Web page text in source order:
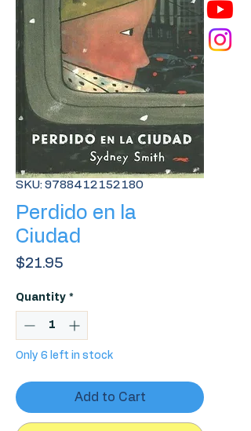
SKU: 9788412152180
Perdido en la
Ciudad
$21.95
Quantity *
Only 6 left in stock
Add to Cart